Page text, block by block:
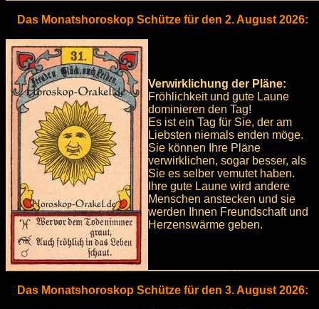
Das Monatshoroskop Schütze für den 2. August 2026:
Verwirklichung der Pläne:
Fröhlichkeit und gute Laune
dominieren den Tag!
Es ist ein Tag für Sie, der am
Liebsten niemals enden möge.
Sie können Ihre Pläne
verwirklichen, sogar besser, als
Sie es selber vemutet haben.
Ihre gute Laune wird andere
Menschen anstecken und sie
werden Ihnen Freundschaft und
Herzenswärme geben.
Das Monatshoroskop Schütze für den 3. August 2026: